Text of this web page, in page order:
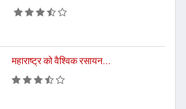
महाराष्ट्र को वैश्विक रसायन...